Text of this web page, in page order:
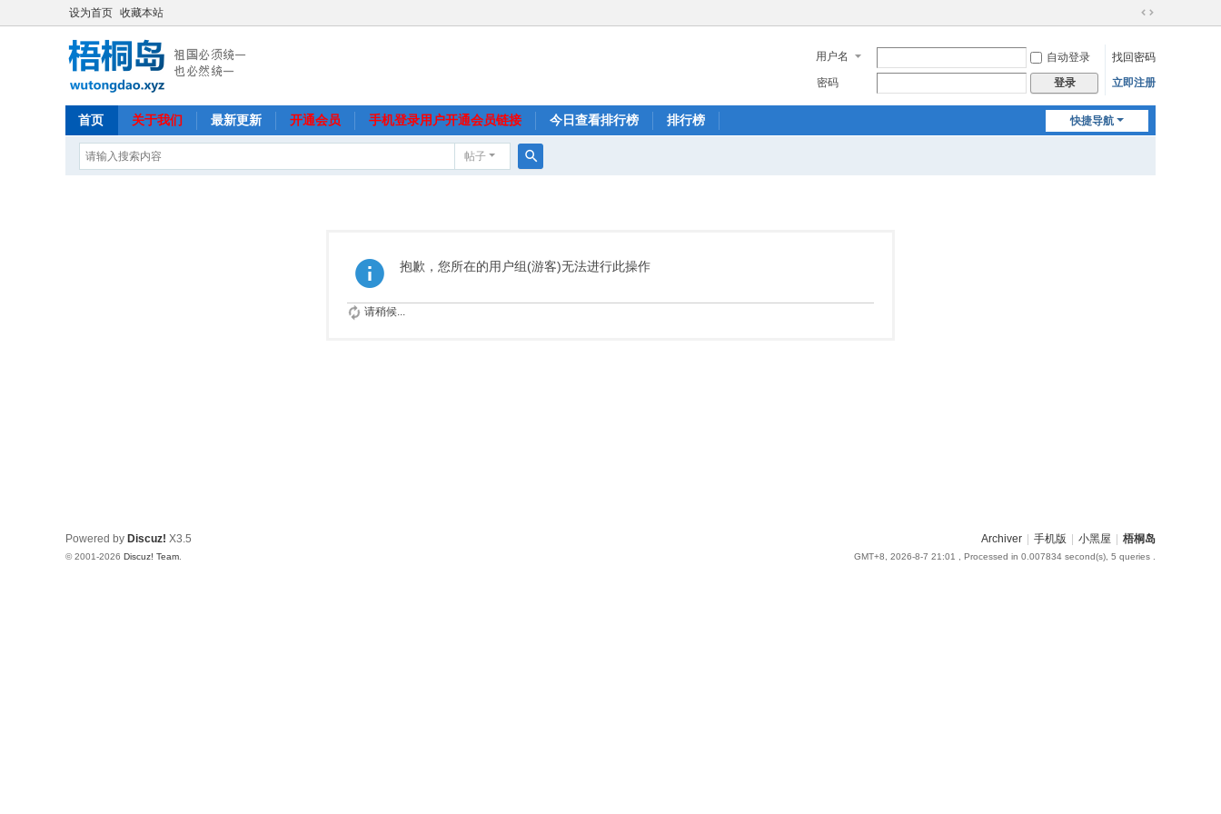
设为首页 收藏本站
切
到
宽
用户名 自动登录
找回密码
密码
登录 立即注册
快捷导航
首页 关于我们 最新更新 开通会员 手机登录用户开通会员链接 今日查看排行榜 排行榜
帖子
抱歉，您所在的用户组(游客)无法进行此操作
请稍候...
Archiver 手机版 小黑屋 梧桐岛
GMT+8, 2026-8-7 21:01 , Processed in 0.007834 second(s), 5 queries .
Powered by Discuz! X3.5
© 2001-2026 Discuz! Team